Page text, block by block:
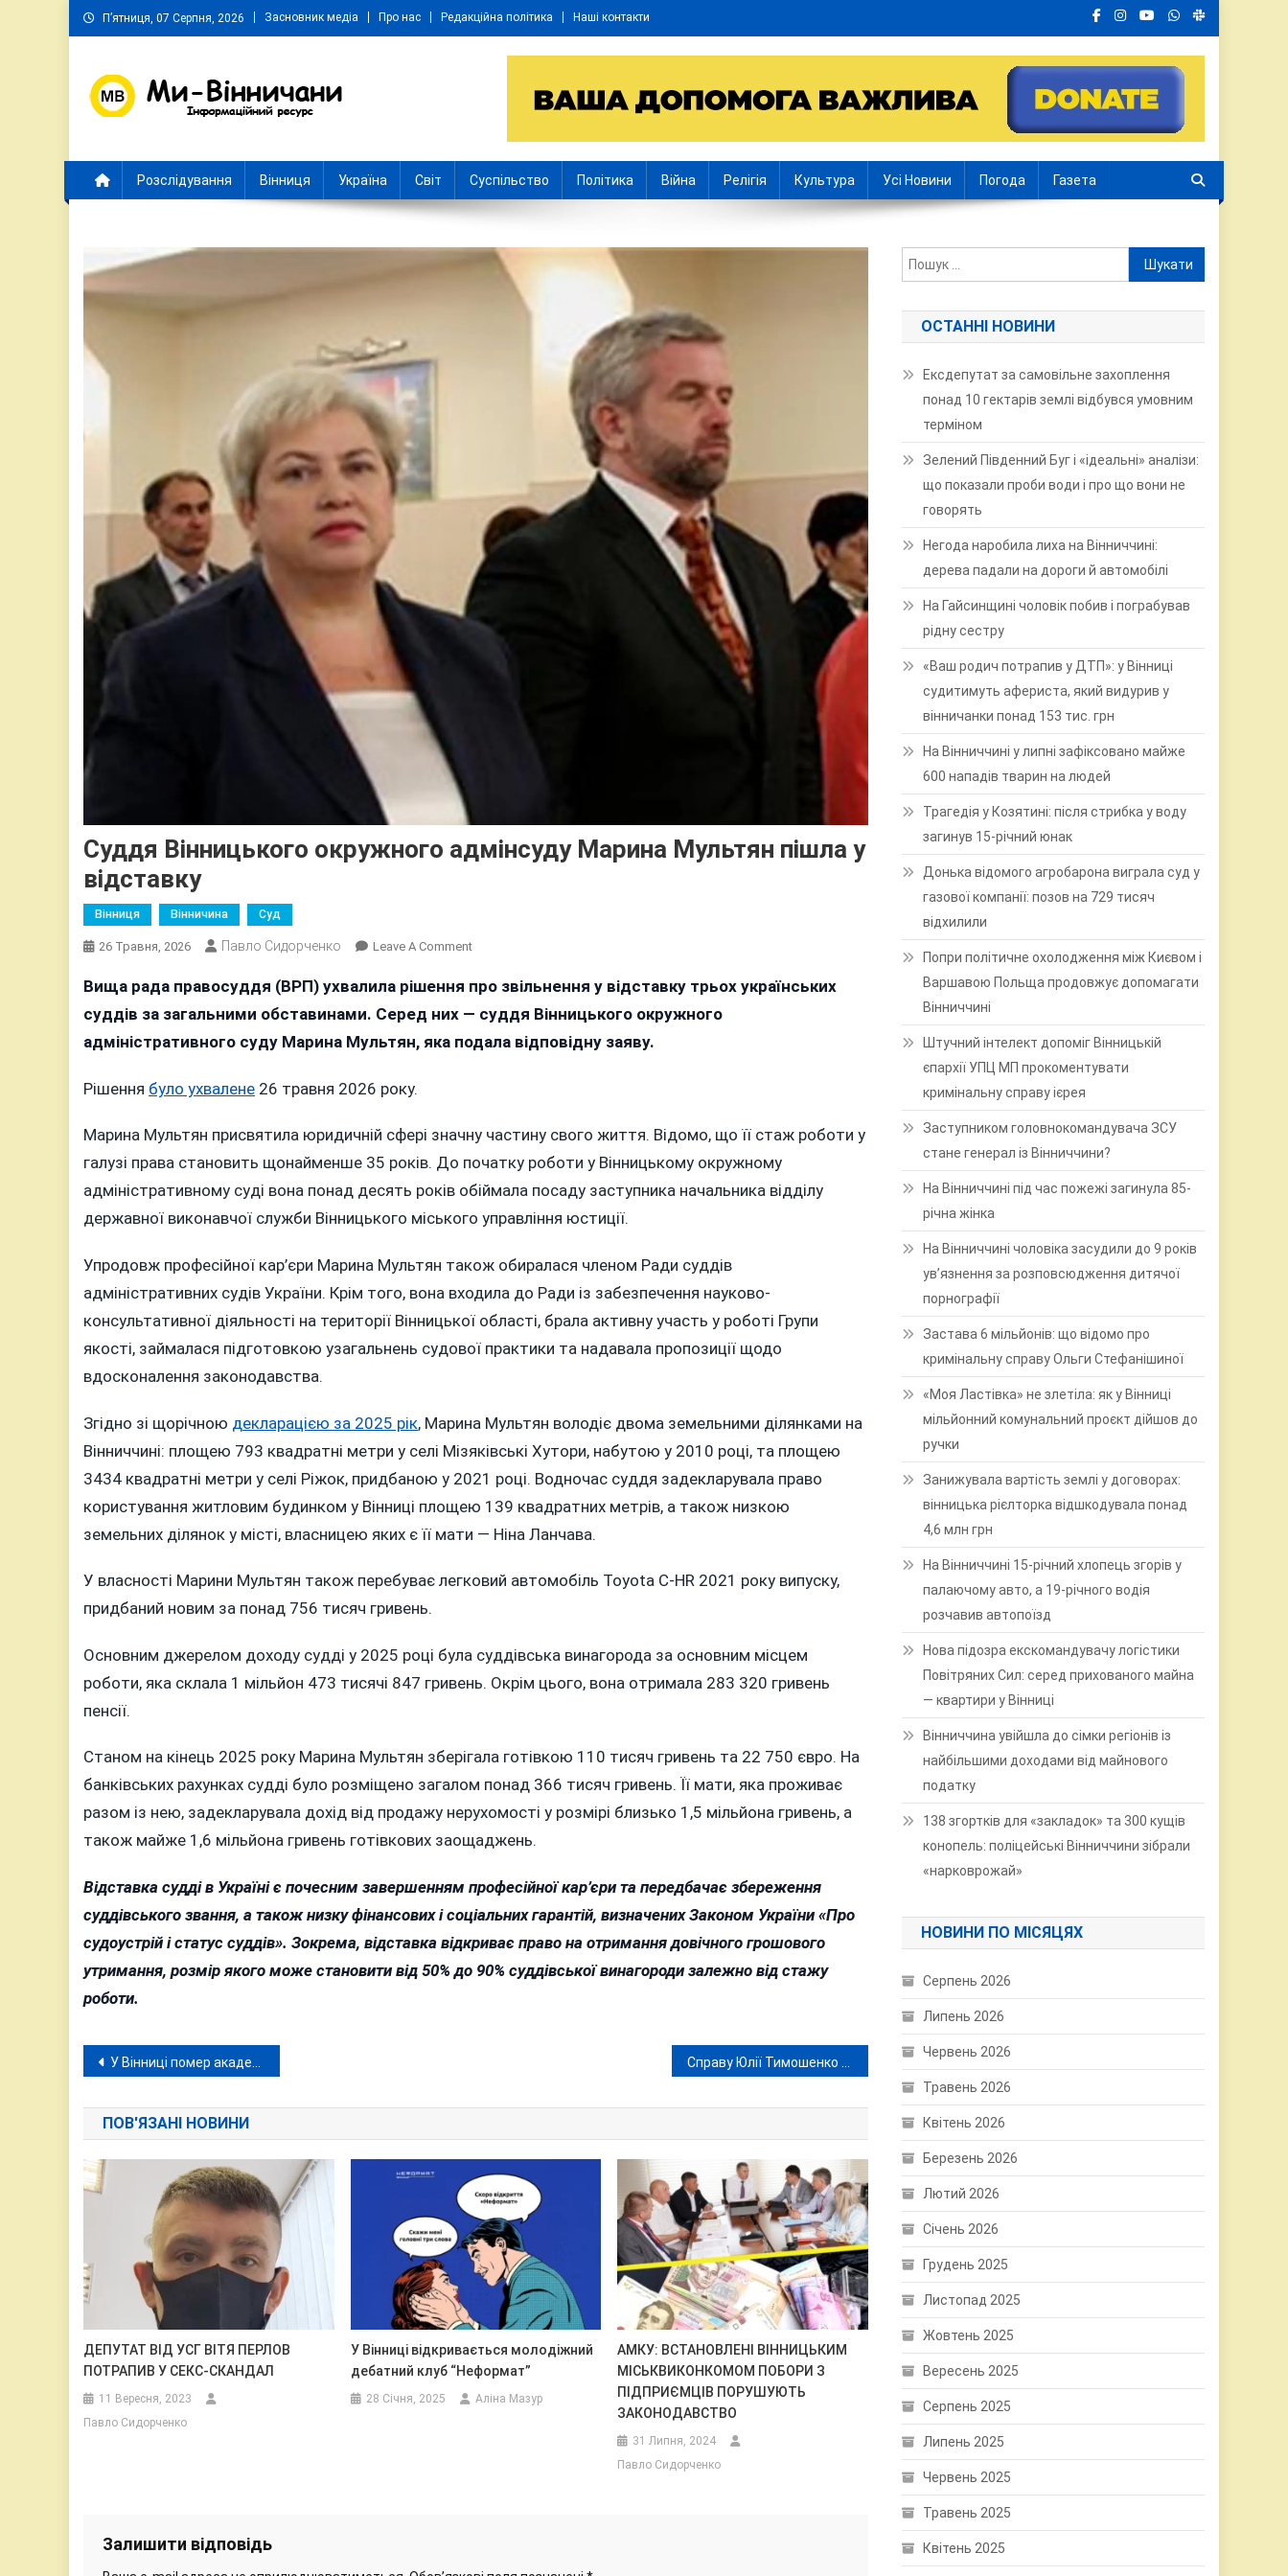
Skip
to
П’ятниця, 07 Серпня, 2026 Засновник медіа Про нас Редакційна політика Наші контакти
Розслідування Вінниця Україна Світ Суспільство Політика Війна Релігія Культура Усі Новини Погода Газета
Суддя Вінницького окружного адмінсуду Марина Мультян пішла у
відставку
Вінниця Вінничина Суд
26 Травня, 2026 Павло Сидорченко Leave A CommentOn
Вінницького
Окружного
Адмінсуду
Відставку
Вища рада правосуддя (ВРП) ухвалила рішення про звільнення у відставку трьох українських
суддів за загальними обставинами. Серед них — суддя Вінницького окружного
адміністративного суду Марина Мультян, яка подала відповідну заяву.
Рішення було ухвалене 26 травня 2026 року.
Марина Мультян присвятила юридичній сфері значну частину свого життя. Відомо, що її стаж роботи у
галузі права становить щонайменше 35 років. До початку роботи у Вінницькому окружному
адміністративному суді вона понад десять років обіймала посаду заступника начальника відділу
державної виконавчої служби Вінницького міського управління юстиції.
Упродовж професійної кар’єри Марина Мультян також обиралася членом Ради суддів
адміністративних судів України. Крім того, вона входила до Ради із забезпечення науково-
консультативної діяльності на території Вінницької області, брала активну участь у роботі Групи
якості, займалася підготовкою узагальнень судової практики та надавала пропозиції щодо
вдосконалення законодавства.
Згідно зі щорічною декларацією за 2025 рік, Марина Мультян володіє двома земельними ділянками на
Вінниччині: площею 793 квадратні метри у селі Мізяківські Хутори, набутою у 2010 році, та площею
3434 квадратні метри у селі Ріжок, придбаною у 2021 році. Водночас суддя задекларувала право
користування житловим будинком у Вінниці площею 139 квадратних метрів, а також низкою
земельних ділянок у місті, власницею яких є її мати — Ніна Ланчава.
У власності Марини Мультян також перебуває легковий автомобіль Toyota C-HR 2021 року випуску,
придбаний новим за понад 756 тисяч гривень.
Основним джерелом доходу судді у 2025 році була суддівська винагорода за основним місцем
роботи, яка склала 1 мільйон 473 тисячі 847 гривень. Окрім цього, вона отримала 283 320 гривень
пенсії.
Станом на кінець 2025 року Марина Мультян зберігала готівкою 110 тисяч гривень та 22 750 євро. На
банківських рахунках судді було розміщено загалом понад 366 тисяч гривень. Її мати, яка проживає
разом із нею, задекларувала дохід від продажу нерухомості у розмірі близько 1,5 мільйона гривень, а
також майже 1,6 мільйона гривень готівкових заощаджень.
Відставка судді в Україні є почесним завершенням професійної кар’єри та передбачає збереження
суддівського звання, а також низку фінансових і соціальних гарантій, визначених Законом України «Про
судоустрій і статус суддів». Зокрема, відставка відкриває право на отримання довічного грошового
утримання, розмір якого може становити від 50% до 90% суддівської винагороди залежно від стажу
роботи.
Навігація
записів
У Вінниці помер академік Роман Гуревич Справу Юлії Тимошенко передано до суду: лідерку фракції звинувачують у спробі підкупу нардепів
ПОВ'ЯЗАНІ НОВИНИ
ДЕПУТАТ ВІД УСГ ВІТЯ ПЕРЛОВ
ПОТРАПИВ У СЕКС-СКАНДАЛ
11 Вересня, 2023
Павло Сидорченко
У Вінниці відкривається молодіжний
дебатний клуб “Неформат”
28 Січня, 2025 Аліна Мазур
АМКУ: ВСТАНОВЛЕНІ ВІННИЦЬКИМ
МІСЬКВИКОНКОМОМ ПОБОРИ З
ПІДПРИЄМЦІВ ПОРУШУЮТЬ
ЗАКОНОДАВСТВО
31 Липня, 2024
Павло Сидорченко
Залишити відповідь
Пошук:
ОСТАННІ НОВИНИ
Ексдепутат за самовільне захоплення
понад 10 гектарів землі відбувся умовним
терміном
Зелений Південний Буг і «ідеальні» аналізи:
що показали проби води і про що вони не
говорять
Негода наробила лиха на Вінниччині:
дерева падали на дороги й автомобілі
На Гайсинщині чоловік побив і пограбував
рідну сестру
«Ваш родич потрапив у ДТП»: у Вінниці
судитимуть афериста, який видурив у
вінничанки понад 153 тис. грн
На Вінниччині у липні зафіксовано майже
600 нападів тварин на людей
Трагедія у Козятині: після стрибка у воду
загинув 15-річний юнак
Донька відомого агробарона виграла суд у
газової компанії: позов на 729 тисяч
відхилили
Попри політичне охолодження між Києвом і
Варшавою Польща продовжує допомагати
Вінниччині
Штучний інтелект допоміг Вінницькій
єпархії УПЦ МП прокоментувати
кримінальну справу ієрея
Заступником головнокомандувача ЗСУ
стане генерал із Вінниччини?
На Вінниччині під час пожежі загинула 85-
річна жінка
На Вінниччині чоловіка засудили до 9 років
ув’язнення за розповсюдження дитячої
порнографії
Застава 6 мільйонів: що відомо про
кримінальну справу Ольги Стефанішиної
«Моя Ластівка» не злетіла: як у Вінниці
мільйонний комунальний проєкт дійшов до
ручки
Занижувала вартість землі у договорах:
вінницька рієлторка відшкодувала понад
4,6 млн грн
На Вінниччині 15-річний хлопець згорів у
палаючому авто, а 19-річного водія
розчавив автопоїзд
Нова підозра екскомандувачу логістики
Повітряних Сил: серед прихованого майна
— квартири у Вінниці
Вінниччина увійшла до сімки регіонів із
найбільшими доходами від майнового
податку
138 згортків для «закладок» та 300 кущів
конопель: поліцейські Вінниччини зібрали
«нарковрожай»
НОВИНИ ПО МІСЯЦЯХ
Серпень 2026
Липень 2026
Червень 2026
Травень 2026
Квітень 2026
Березень 2026
Лютий 2026
Січень 2026
Грудень 2025
Листопад 2025
Жовтень 2025
Вересень 2025
Серпень 2025
Липень 2025
Червень 2025
Травень 2025
Квітень 2025